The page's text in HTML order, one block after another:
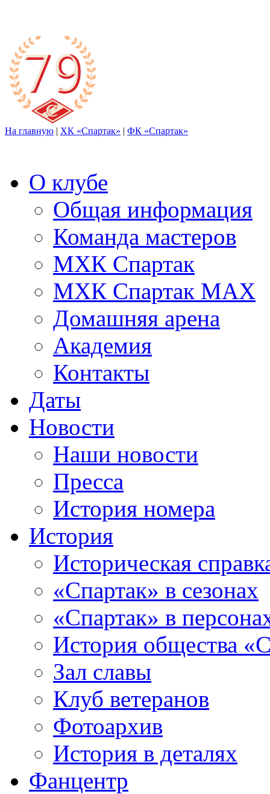
На главную | ХК «Спартак» | ФК «Спартак»
О клубе
Общая информация
Команда мастеров
МХК Спартак
МХК Спартак МАХ
Домашняя арена
Академия
Контакты
Даты
Новости
Наши новости
Пресса
История номера
История
Историческая
«Спартак» в сезонах
«Спартак» в
История общества
Зал славы
Клуб ветеранов
Фотоархив
История в деталях
Фанцентр